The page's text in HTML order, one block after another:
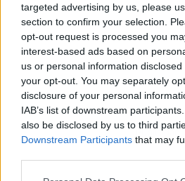
targeted advertising by us, please
section to confirm your selection.
opt-out request is processed you
interest-based ads based on
us or personal information
your opt-out. You may separately
disclosure of your personal
IAB’s list of downstream
also be disclosed by us to third
Downstream Participants that may
Publicidad